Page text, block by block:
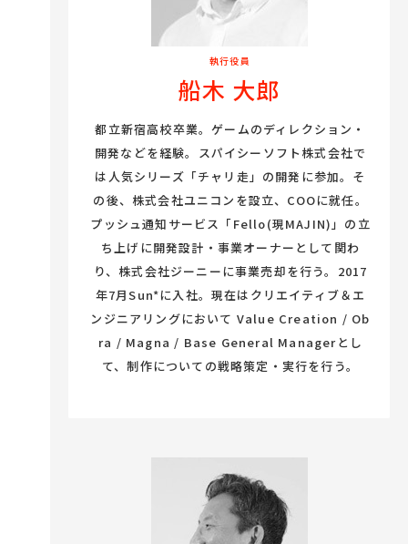
執行役員
船木 大郎
都立新宿高校卒業。ゲームのディレクション・
開発などを経験。スパイシーソフト株式会社で
は人気シリーズ「チャリ走」の開発に参加。そ
の後、株式会社ユニコンを設立、COOに就任。
プッシュ通知サービス「Fello(現MAJIN)」の立
ち上げに開発設計・事業オーナーとして関わ
り、株式会社ジーニーに事業売却を行う。2017
年7月Sun*に入社。現在はクリエイティブ＆エ
ンジニアリングにおいて Value Creation / Ob
ra / Magna / Base General Managerとし
て、制作についての戦略策定・実行を行う。